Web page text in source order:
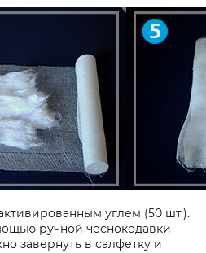
углем (50 шт.).
ручной чеснокодавки
завернуть в салфетку и